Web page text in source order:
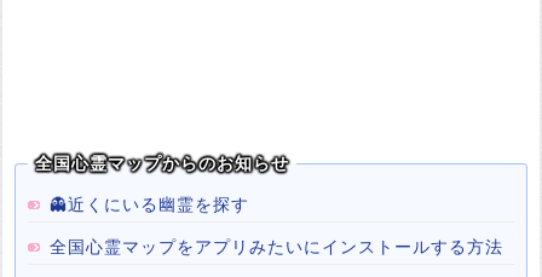
全国心霊マップからのお知らせ
👻近くにいる幽霊を探す
全国心霊マップをアプリみたいにインストールする方法